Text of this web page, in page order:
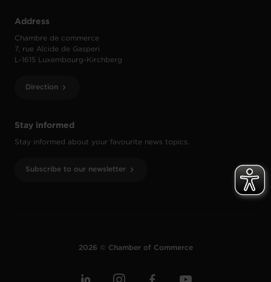
Stay informed
Stay informed about your favourite news topics.
Subscribe to our newsletter
Address
Chambre de commerce
7, rue Alcide de Gasperi
L-1615 Luxembourg-Kirchberg
Direction
2026 © Chamber of Commerce